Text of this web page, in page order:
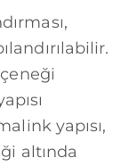
yapısı,
altında